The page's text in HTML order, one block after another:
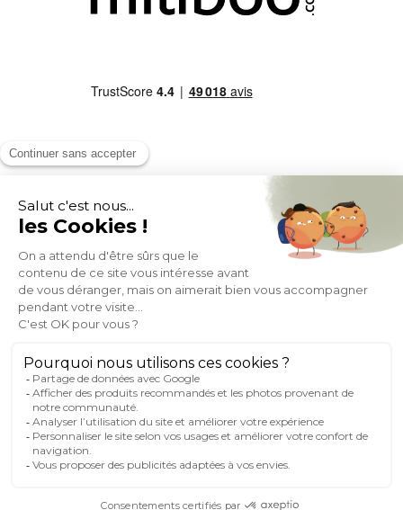
MOYENS DE PAIEMENT
SOCIAL NETWORK